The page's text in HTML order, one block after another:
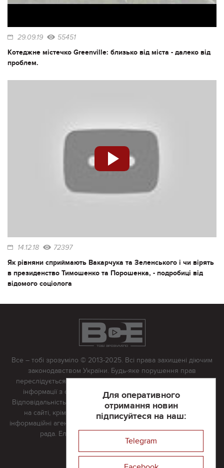
29.09.19 55451
Котеджне містечко Greenville: близько від міста - далеко від
проблем.
14.12.18 72397
Як рівняни сприймають Вакарчука та Зеленського і чи вірять
в президенство Тимошенко та Порошенка, - подробиці від
відомого соціолога
Для оперативного
отримання новин
підписуйтеся на наш:
Telegram
Все – тобі зрозуміло © 2013-2025. Всі права захищені діючим
законодавством України. Будь-яке порушення прав
переслідується в судовому порядку. Будь-яке відтворення
інформації з сайту тільки з письмово дозволу редакції.
Відповідальність за достовірність усіх матеріалів, розміщених
на сайті, крім матеріалів, які містять посилання на інші
інформаційні агентства або інтернет-видання, несе редакційна
рада. Електронна пошта:
Реклама на сайті